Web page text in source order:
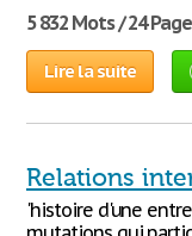
5 832 Mots / 24
Lire la suite
Relations
'histoire d'une